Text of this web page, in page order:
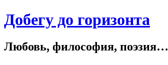
Добегу до горизонта
Любовь, философия, поэзия…